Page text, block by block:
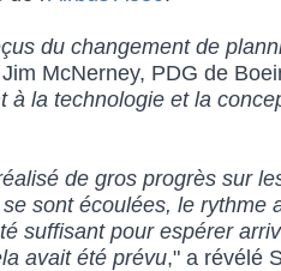
du changement de
McNerney, PDG de
à la technologie et la
de gros progrès sur
sont écoulées, le rythme
suffisant pour espérer
avait été prévu," a révélé